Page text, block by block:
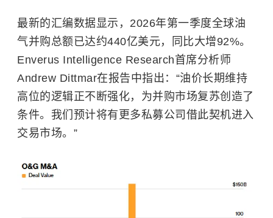
最新的汇编数据显示，2026年第一季度全球油
气并购总额已达约440亿美元，同比大增92%。
Enverus Intelligence Research首席分析师
Andrew Dittmar在报告中指出：“油价长期维持
高位的逻辑正不断强化，为并购市场复苏创造了
条件。我们预计将有更多私募公司借此契机进入
交易市场。”